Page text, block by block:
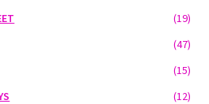
(19)
(47)
(15)
(12)